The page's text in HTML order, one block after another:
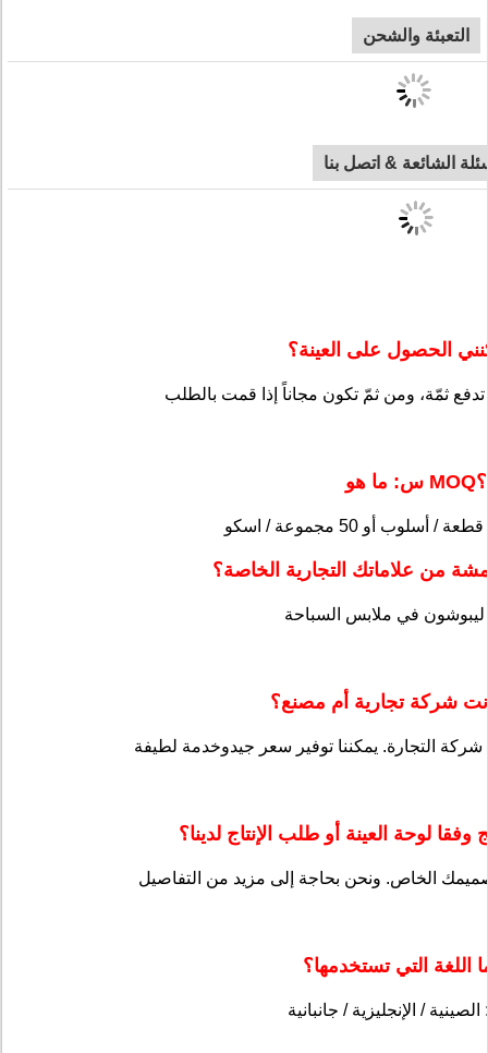
التعبئة والشحن
الشائعة & اتصل بنا
الحصول على العينة؟
س: ما هو MOQ؟
من علاماتك التجارية الخاصة؟
شركة تجارية أم مصنع؟
التجارة. يمكننا توفير سعر جيدوخدمة لطيفة
لوحة العينة أو طلب الإنتاج لدينا؟
التي تستخدمها؟